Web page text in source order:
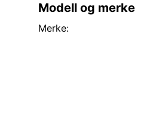
Modell og merke
Merke: